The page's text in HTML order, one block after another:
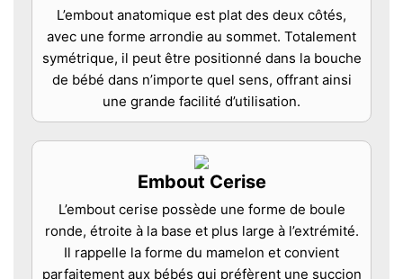
L’embout anatomique est plat des deux côtés,
avec une forme arrondie au sommet. Totalement
symétrique, il peut être positionné dans la bouche
de bébé dans n’importe quel sens, offrant ainsi
une grande facilité d’utilisation.
Embout Cerise
L’embout cerise possède une forme de boule
ronde, étroite à la base et plus large à l’extrémité.
Il rappelle la forme du mamelon et convient
parfaitement aux bébés qui préfèrent une succion